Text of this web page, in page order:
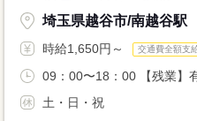
埼玉県越谷市/南越谷駅
時給1,650円～ 交通費全額支
09：00〜18：00 【残業】
土・日・祝